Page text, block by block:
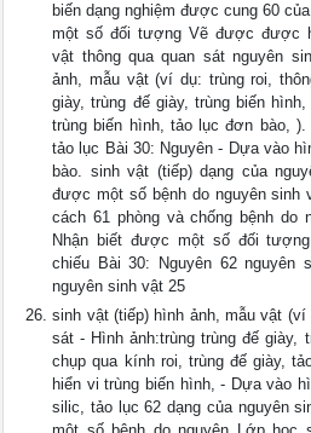
biến dạng nghiệm được cung 60
một số đối tượng Vẽ được được
vật thông qua quan sát nguyên
ảnh, mẫu vật (ví dụ: trùng roi,
giày, trùng đế giày, trùng biến
trùng biến hình, tảo lục đơn bào,
tảo lục Bài 30: Nguyên - Dựa vào
bào. sinh vật (tiếp) dạng của
được một số bệnh do nguyên sinh
cách 61 phòng và chống bệnh do
Nhận biết được một số đối
chiếu Bài 30: Nguyên 62 nguyên
nguyên sinh vật 25
sinh vật (tiếp) hình ảnh, mẫu vật (ví
sát - Hình ảnh:trùng trùng đế giày,
chụp qua kính roi, trùng đế giày,
hiển vi trùng biến hình, - Dựa vào
silic, tảo lục 62 dạng của nguyên